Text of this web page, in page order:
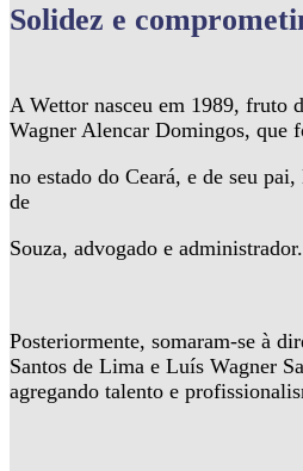
Solidez e
A Wettor nasceu em 1989, fruto
Wagner Alencar Domingos, que
no estado do Ceará, e de seu
de
Souza, advogado e administrador.
Posteriormente, somaram-se à
Santos de Lima e Luís Wagner
agregando talento e